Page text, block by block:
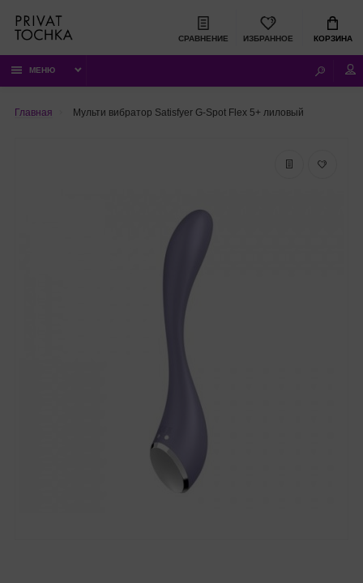
СРАВНЕНИЕ ИЗБРАННОЕ КОРЗИНА
МЕНЮ
Главная Мульти вибратор Satisfyer G-Spot Flex 5+ лиловый